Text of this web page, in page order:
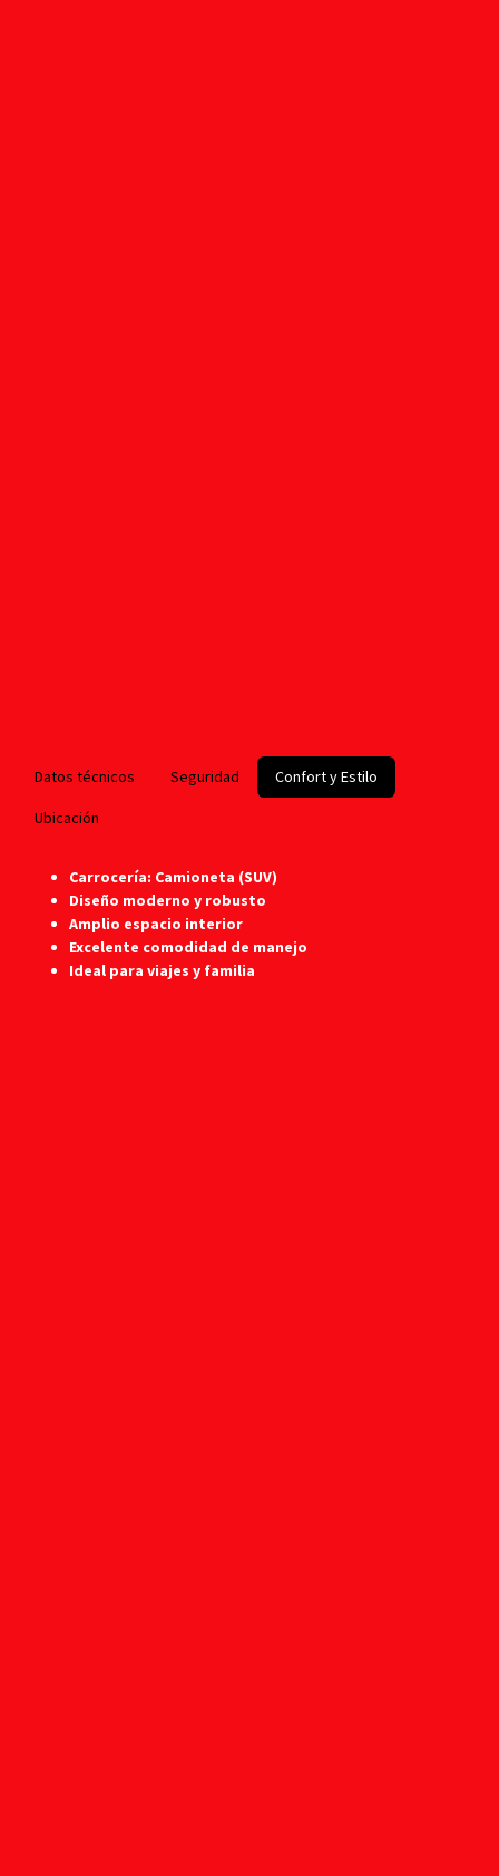
Datos técnicos Seguridad Confort y Estilo
Ubicación
Carrocería: Camioneta (SUV)
Diseño moderno y robusto
Amplio espacio interior
Excelente comodidad de manejo
Ideal para viajes y familia